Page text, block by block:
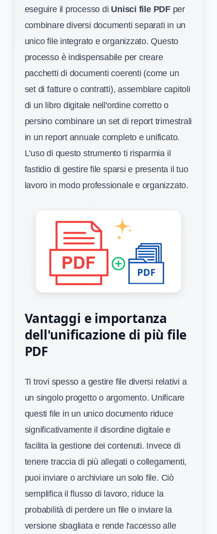
eseguire il processo di Unisci file PDFper
combinare diversi documenti separati in un
unico file integrato e organizzato. Questo
processo è indispensabile per creare
pacchetti di documenti coerenti (come un
set di fatture o contratti), assemblare capitoli
di un libro digitale nell'ordine corretto o
persino combinare un set di report trimestrali
in un report annuale completo e unificato.
L'uso di questo strumento ti risparmia il
fastidio di gestire file sparsi e presenta il tuo
lavoro in modo professionale e organizzato.
Vantaggi e importanza
dell'unificazione di più file
PDF
Ti trovi spesso a gestire file diversi relativi a
un singolo progetto o argomento. Unificare
questi file in un unico documento riduce
significativamente il disordine digitale e
facilita la gestione dei contenuti. Invece di
tenere traccia di più allegati o collegamenti,
puoi inviare o archiviare un solo file. Ciò
semplifica il flusso di lavoro, riduce la
probabilità di perdere un file o inviare la
versione sbagliata e rende l'accesso alle